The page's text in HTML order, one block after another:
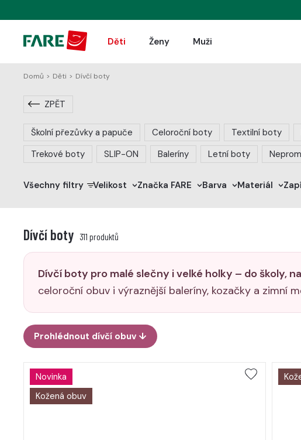
Děti Ženy Muži
Domů > Děti > Dívčí boty
ZPĚT
Školní přezůvky a papuče Celoroční boty Textilní boty
Trekové boty
SLIP-ON Baleríny Letní boty
Všechny filtry Velikost >Značka FARE >Barva >Materiál >
Dívčí boty 311 produktů
Dívčí boty pro malé slečny i velké holky – do školy,
celoroční obuv i výraznější baleríny, kozačky a zimní
Prohlédnout dívčí obuv ↓
Novinka
Kožená obuv